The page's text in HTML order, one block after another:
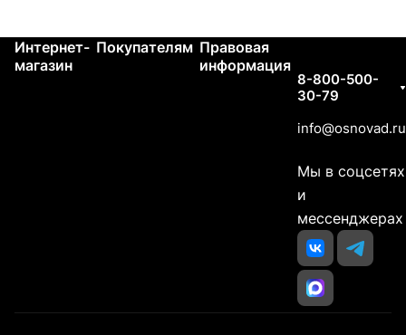
Интернет-
магазин
Покупателям Правовая
информация
8-800-500-
30-79
info@osnovad.ru
Мы в соцсетях
и
мессенджерах